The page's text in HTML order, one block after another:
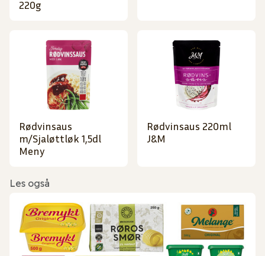
220g
Rødvinsaus
m/Sjaløttløk 1,5dl
Meny
Rødvinsaus 220ml
J&M
Les også